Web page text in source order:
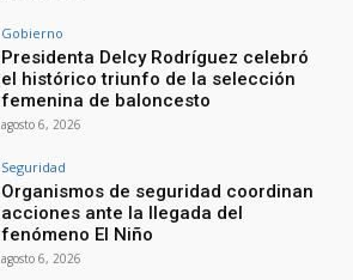
Gobierno
Presidenta Delcy Rodríguez celebró
el histórico triunfo de la selección
femenina de baloncesto
agosto 6, 2026
Seguridad
Organismos de seguridad coordinan
acciones ante la llegada del
fenómeno El Niño
agosto 6, 2026